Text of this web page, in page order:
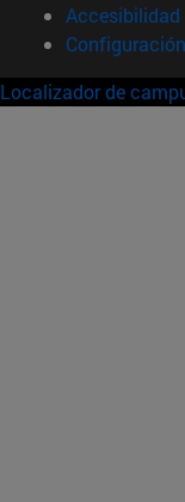
Accesibilidad
Localizador de